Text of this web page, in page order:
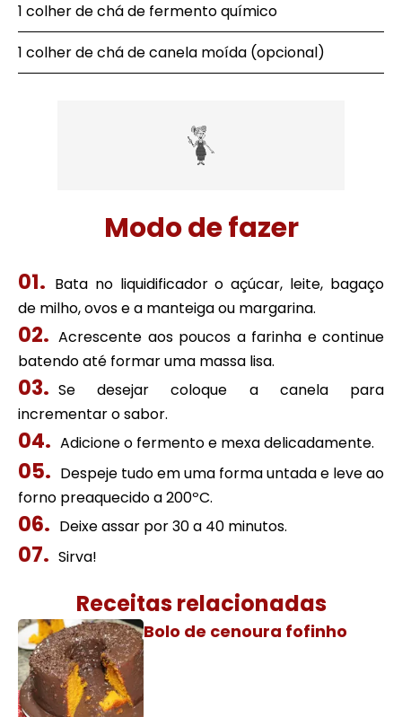
1 colher de chá de fermento químico
1 colher de chá de canela moída (opcional)
Modo de fazer
Bata no liquidificador o açúcar, leite, bagaço
de milho, ovos e a manteiga ou margarina.
Acrescente aos poucos a farinha e continue
batendo até formar uma massa lisa.
Se desejar coloque a canela para
incrementar o sabor.
Adicione o fermento e mexa delicadamente.
Despeje tudo em uma forma untada e leve ao
forno preaquecido a 200ºC.
Deixe assar por 30 a 40 minutos.
Sirva!
Receitas relacionadas
Bolo de cenoura fofinho